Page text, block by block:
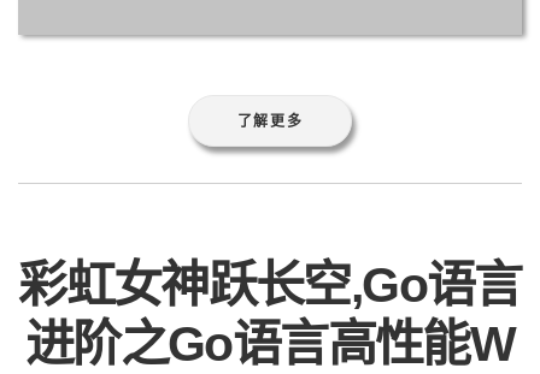
了解更多
彩虹女神跃长空,Go语言
进阶之Go语言高性能W